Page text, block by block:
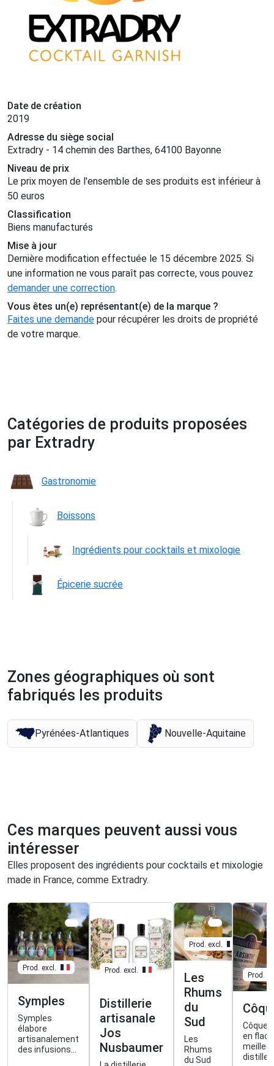
Date de création
2019
Adresse du siège social
Extradry - 14 chemin des Barthes, 64100 Bayonne
Niveau de prix
Le prix moyen de l'ensemble de ses produits est inférieur à
50 euros
Classification
Biens manufacturés
Mise à jour
Dernière modification effectuée le 15 décembre 2025. Si
une information ne vous paraît pas correcte, vous pouvez
demander une correction.
Vous êtes un(e) représentant(e) de la marque ?
Faites une demande pour récupérer les droits de propriété
de votre marque.
Catégories de produits proposées
par Extradry
Gastronomie
Boissons
Ingrédients pour cocktails et mixologie
Épicerie sucrée
Zones géographiques où sont
fabriqués les produits
Pyrénées-Atlantiques Nouvelle-Aquitaine
Ces marques peuvent aussi vous
intéresser
Elles proposent des ingrédients pour cocktails et mixologie
made in France, comme Extradry.
Prod. excl.
Symples
Symples
élabore
artisanalement
des infusions
Prod. excl.
Distillerie
artisanale
Jos
Nusbaumer
Prod. excl.
Les
Rhums
du
Sud
Les
Rhums
du Sud
Prod.
en